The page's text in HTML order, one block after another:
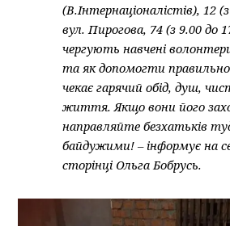
(В.Інтернаціоналістів), 12
вул. Пирогова, 74 (з 9.00 до
чергують навчені
та як допомогти
чекає гарячий обід, душ,
життя. Якщо вони його
направляйте безхатьків
байдужими! – інформує на
сторінці Ольга Бобрусь.